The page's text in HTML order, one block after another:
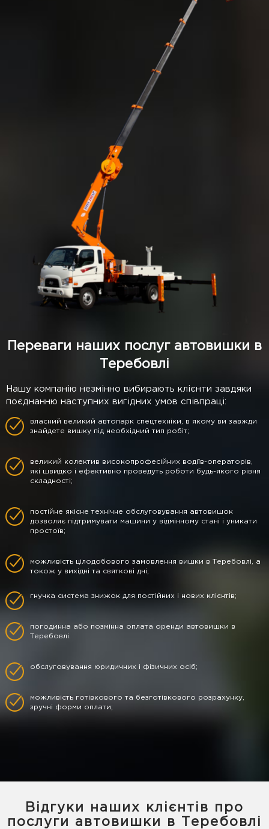
Переваги наших послуг автовишки в
Теребовлі
Нашу компанію незмінно вибирають клієнти завдяки
поєднанню наступних вигідних умов співпраці:
власний великий автопарк спецтехніки, в якому ви завжди
знайдете вишку під необхідний тип робіт;
великий колектив високопрофесійних водіїв-операторів,
які швидко і ефективно проведуть роботи будь-якого рівня
складності;
постійне якісне технічне обслуговування автовишок
дозволяє підтримувати машини у відмінному стані і уникати
простоїв;
можливість цілодобового замовлення вишки в Теребовлі, а
токож у вихідні та святкові дні;
гнучка система знижок для постійних і нових клієнтів;
погодинна або позмінна оплата оренди автовишки в
Теребовлі.
обслуговування юридичних і фізичних осіб;
можливість готівкового та безготівкового розрахунку,
зручні форми оплати;
Відгуки наших клієнтів про
послуги автовишки в Теребовлі